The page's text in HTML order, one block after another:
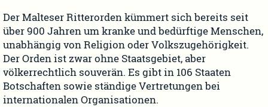
Der Malteser Ritterorden kümmert sich bereits seit
über 900 Jahren um kranke und bedürftige Menschen,
unabhängig von Religion oder Volkszugehörigkeit.
Der Orden ist zwar ohne Staatsgebiet, aber
völkerrechtlich souverän. Es gibt in 106 Staaten
Botschaften sowie ständige Vertretungen bei
internationalen Organisationen.